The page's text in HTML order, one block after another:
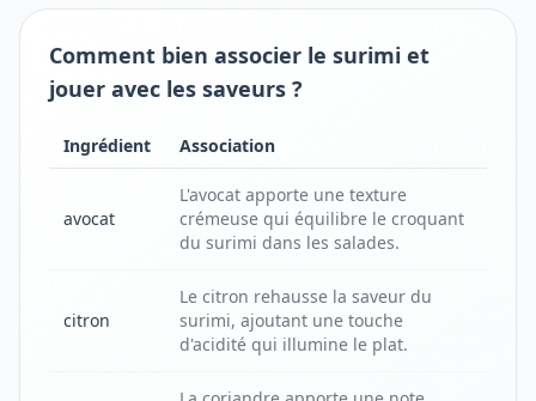
Comment bien associer le surimi et
jouer avec les saveurs ?
Ingrédient Association
avocat
L'avocat apporte une texture
crémeuse qui équilibre le croquant
du surimi dans les salades.
citron
Le citron rehausse la saveur du
surimi, ajoutant une touche
d'acidité qui illumine le plat.